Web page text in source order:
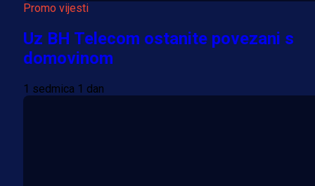
Promo vijesti
Uz BH Telecom ostanite povezani s
domovinom
1 sedmica 1 dan